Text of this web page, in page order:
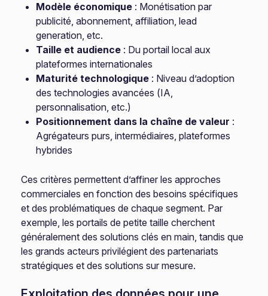
Modèle économique : Monétisation par
publicité, abonnement, affiliation, lead
generation, etc.
Taille et audience : Du portail local aux
plateformes internationales
Maturité technologique : Niveau d’adoption
des technologies avancées (IA,
personnalisation, etc.)
Positionnement dans la chaîne de valeur :
Agrégateurs purs, intermédiaires, plateformes
hybrides
Ces critères permettent d’affiner les approches
commerciales en fonction des besoins spécifiques
et des problématiques de chaque segment. Par
exemple, les portails de petite taille cherchent
généralement des solutions clés en main, tandis que
les grands acteurs privilégient des partenariats
stratégiques et des solutions sur mesure.